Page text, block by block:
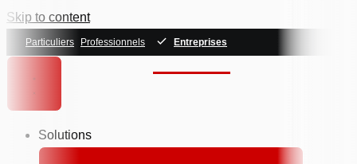
Skip to content
Particuliers Professionnels Entreprises
Solutions